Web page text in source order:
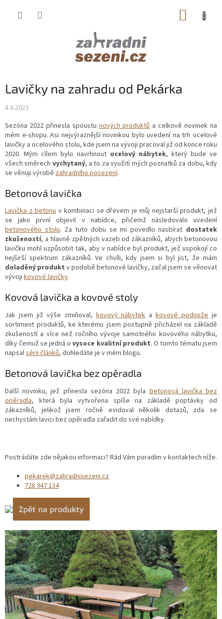
Lavičky na zahradu od Pekárka
4.6.2023
Sezóna 2022 přinesla spoustu nových produktů a celkově novinek na
mém e-shopu. Asi nejvýraznější novinkou bylo uvedení na trh ocelové
lavičky a ocelového stolu, kde jsem na vývoji pracoval již od konce roku
2020. Mým cílem bylo navrhnout ocelový nábytek, který bude ve
všech směrech vychytaný, a to za využití mých poznatků za dobu, kdy
se věnuji výrobě zahradního posezení.
Betonová lavička
Lavička z betonu v kombinaci se dřevem je můj nejstarší produkt, jež
se jako první objevil v nabídce, přičemž následovalo uvedení
betonového stolu. Za tuto dobu se mi povedlo nasbírat dostatek
zkušeností, a hlavně zpětných vazeb od zákazníků, abych betonovou
lavičku mohl uzpůsobit tak, aby v nabídce byl produkt, jež uspokojí co
nejširší spektrum zákazníků. Ve chvíli, kdy jsem si byl jist, že mám
doladěný produkt v podobě betonové lavičky, začal jsem se věnovat
vývoji kovové lavičky.
Kovová lavička a kovové stoly
Jak jsem již výše zmiňoval, kovový nábytek akovové podnože je
sortiment produktů, ke kterému jsem postupně přicházel na základě
zkušeností a více než ročního vývoje samotného kovového nábytku,
díky čemuž se jedná ovysoce kvalitní produkt. O tomto tématu jsem
napsalsérii článků, dohledáte je v mém blogu.
Betonová lavička bez opěradla
Další novinku, jež přinesla sezóna 2022 byla betonová lavička bez
opěradla, která byla vytvořena spíše na základě poptávky od
zákazníků, jelikož jsem ročně evidoval několik dotazů, zda se
nechystám lavici bez opěradla zařadit do své nabídky.
Postrádáte zde nějakou informaci? Rád Vám poradím v kontaktech níže.
pekarek@zahradnisezeni.cz
728 947 134